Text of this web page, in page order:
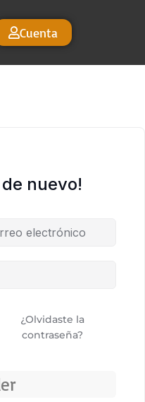
Cuenta
nuevo!
¿Olvidaste la
contraseña?